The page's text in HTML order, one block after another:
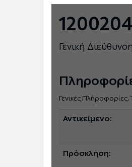
Γενική
Γενικές
Αντικείμενο:
Πρόσκληση: